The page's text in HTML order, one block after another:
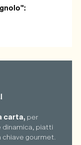
carta, per
dinamica, piatti
gourmet.